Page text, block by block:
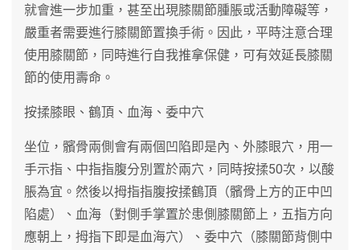
就會進一步加重，甚至出現膝關節腫脹或活動障礙等，
嚴重者需要進行膝關節置換手術。因此，平時注意合理
使用膝關節，同時進行自我推拿保健，可有效延長膝關
節的使用壽命。
按揉膝眼、鶴頂、血海、委中穴
坐位，髕骨兩側會有兩個凹陷即是內、外膝眼穴，用一
手示指、中指指腹分別置於兩穴，同時按揉50次，以酸
脹為宜。然後以拇指指腹按揉鶴頂（髕骨上方的正中凹
陷處）、血海（對側手掌置於患側膝關節上，五指方向
應朝上，拇指下即是血海穴）、委中穴（膝關節背側中